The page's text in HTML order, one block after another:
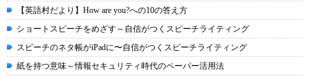
【英語村だより】How are you?への10の答え方
ショートスピーチをめざす～自信がつくスピーチライティング
スピーチのネタ帳がiPadに〜自信がつくスピーチライティング
紙を持つ意味～情報セキュリティ時代のペーパー活用法